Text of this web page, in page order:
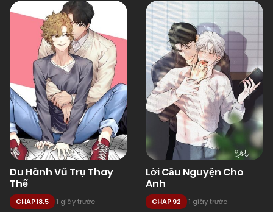
Du Hành Vũ Trụ Thay
Thế
CHAP 18.5 1 giây trước
Lời Cầu Nguyện Cho
Anh
CHAP 92 1 giây trước